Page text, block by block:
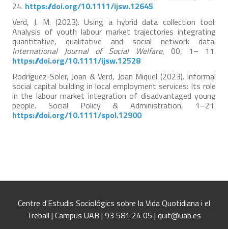
24. https://doi.org/10.1111/ijsw.12645
Verd, J. M. (2023). Using a hybrid data collection tool:
Analysis of youth labour market trajectories integrating
quantitative, qualitative and social network data.
International Journal of Social Welfare, 00, 1– 11.
https://doi.org/10.1111/ijsw.12528
Rodríguez-Soler, Joan & Verd, Joan Miquel (2023). Informal
social capital building in local employment services: Its role
in the labour market integration of disadvantaged young
people. Social Policy & Administration, 1–21.
https://doi.org/10.1111/spol.12900
Centre d'Estudis Sociológics sobre la Vida Quotidiana i el
Treball | Campus UAB | 93 581 24 05 | quit@uab.es